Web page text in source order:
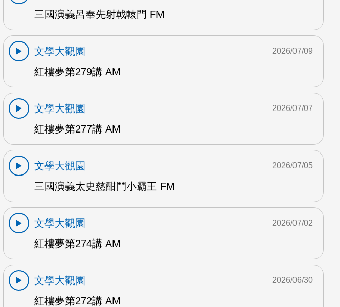
三國演義呂奉先射戟轅門 FM
文學大觀園
紅樓夢第279講 AM
2026/07/09
文學大觀園
紅樓夢第277講 AM
2026/07/07
文學大觀園
三國演義太史慈酣鬥小霸王 FM
2026/07/05
文學大觀園
紅樓夢第274講 AM
2026/07/02
文學大觀園
紅樓夢第272講 AM
2026/06/30